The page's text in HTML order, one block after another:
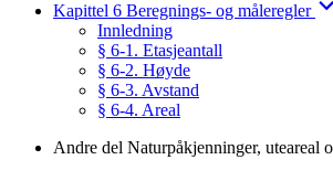
Kapittel 6 Beregnings- og måleregler
Innledning
§ 6-1. Etasjeantall
§ 6-2. Høyde
§ 6-3. Avstand
§ 6-4. Areal
Andre del Naturpåkjenninger, uteareal